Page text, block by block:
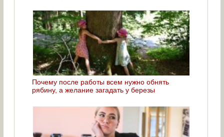
Почему после работы всем нужно обнять
рябину, а желание загадать у березы